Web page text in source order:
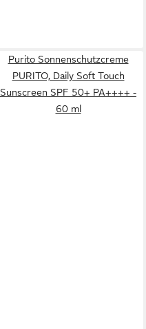
Purito Sonnenschutzcreme
PURITO, Daily Soft Touch
Sunscreen SPF 50+ PA++++ -
60 ml